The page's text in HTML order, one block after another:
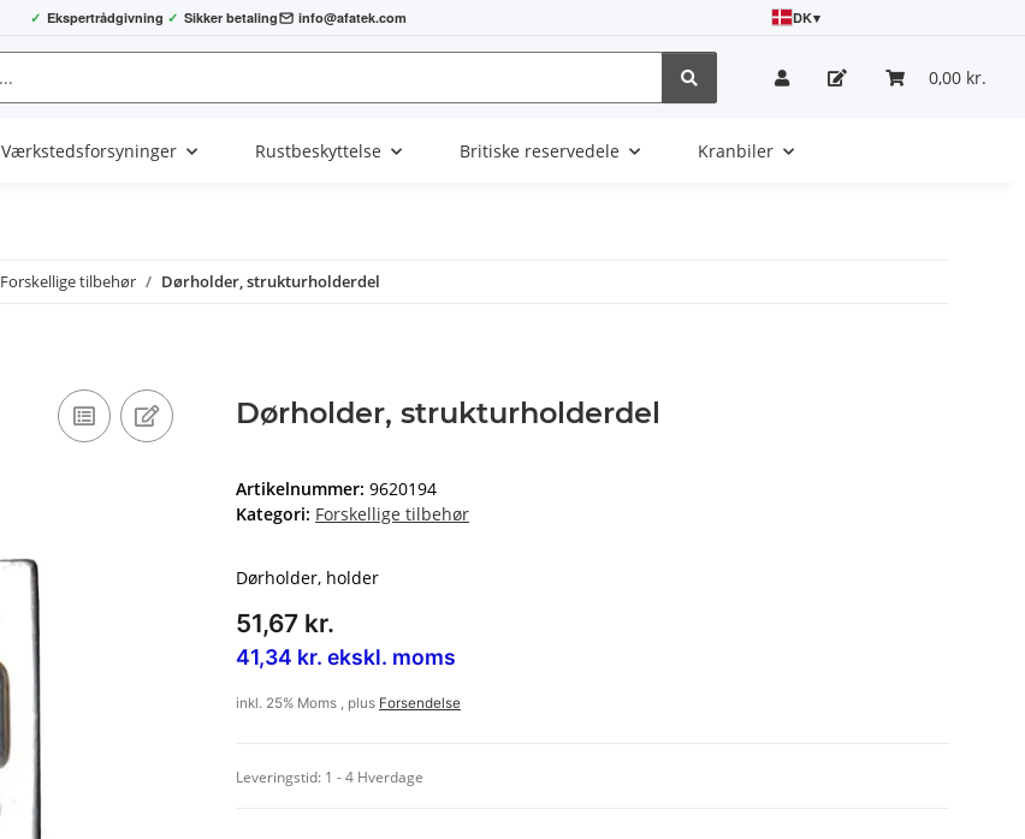
✓ Ekspertrådgivning ✓ Sikker betaling info@afatek.com DK▾
0,00 kr.
Værkstedsforsyninger Rustbeskyttelse Britiske reservedele Kranbiler
Forskellige tilbehør Dørholder, strukturholderdel
Dørholder, strukturholderdel
Artikelnummer: 9620194
Kategori: Forskellige tilbehør
Dørholder, holder
51,67 kr.
41,34 kr. ekskl. moms
inkl. 25% Moms , plus Forsendelse
Leveringstid: 1 - 4 Hverdage